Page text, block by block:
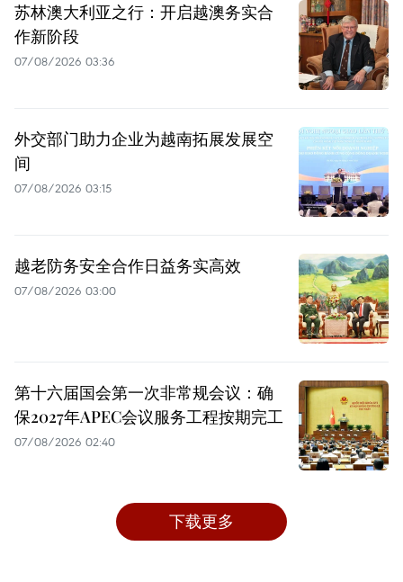
苏林澳大利亚之行：开启越澳务实合
作新阶段
07/08/2026 03:36
外交部门助力企业为越南拓展发展空
间
07/08/2026 03:15
越老防务安全合作日益务实高效
07/08/2026 03:00
第十六届国会第一次非常规会议：确
保2027年APEC会议服务工程按期完工
07/08/2026 02:40
下载更多